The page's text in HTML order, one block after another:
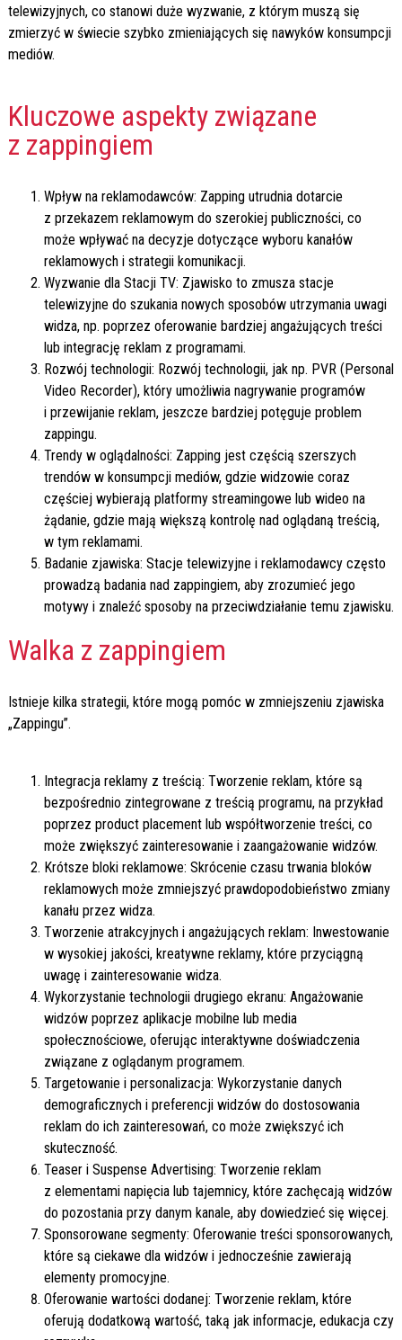
telewizyjnych, co stanowi duże wyzwanie, z którym muszą się
zmierzyć w świecie szybko zmieniających się nawyków konsumpcji
mediów.
Kluczowe aspekty związane
z zappingiem
Wpływ na reklamodawców: Zapping utrudnia dotarcie
z przekazem reklamowym do szerokiej publiczności, co
może wpływać na decyzje dotyczące wyboru kanałów
reklamowych i strategii komunikacji.
Wyzwanie dla Stacji TV: Zjawisko to zmusza stacje
telewizyjne do szukania nowych sposobów utrzymania uwagi
widza, np. poprzez oferowanie bardziej angażujących treści
lub integrację reklam z programami.
Rozwój technologii: Rozwój technologii, jak np. PVR (Personal
Video Recorder), który umożliwia nagrywanie programów
i przewijanie reklam, jeszcze bardziej potęguje problem
zappingu.
Trendy w oglądalności: Zapping jest częścią szerszych
trendów w konsumpcji mediów, gdzie widzowie coraz
częściej wybierają platformy streamingowe lub wideo na
żądanie, gdzie mają większą kontrolę nad oglądaną treścią,
w tym reklamami.
Badanie zjawiska: Stacje telewizyjne i reklamodawcy często
prowadzą badania nad zappingiem, aby zrozumieć jego
motywy i znaleźć sposoby na przeciwdziałanie temu zjawisku.
Walka z zappingiem
Istnieje kilka strategii, które mogą pomóc w zmniejszeniu zjawiska
„Zappingu”.
Integracja reklamy z treścią: Tworzenie reklam, które są
bezpośrednio zintegrowane z treścią programu, na przykład
poprzez product placement lub współtworzenie treści, co
może zwiększyć zainteresowanie i zaangażowanie widzów.
Krótsze bloki reklamowe: Skrócenie czasu trwania bloków
reklamowych może zmniejszyć prawdopodobieństwo zmiany
kanału przez widza.
Tworzenie atrakcyjnych i angażujących reklam: Inwestowanie
w wysokiej jakości, kreatywne reklamy, które przyciągną
uwagę i zainteresowanie widza.
Wykorzystanie technologii drugiego ekranu: Angażowanie
widzów poprzez aplikacje mobilne lub media
społecznościowe, oferując interaktywne doświadczenia
związane z oglądanym programem.
Targetowanie i personalizacja: Wykorzystanie danych
demograficznych i preferencji widzów do dostosowania
reklam do ich zainteresowań, co może zwiększyć ich
skuteczność.
Teaser i Suspense Advertising: Tworzenie reklam
z elementami napięcia lub tajemnicy, które zachęcają widzów
do pozostania przy danym kanale, aby dowiedzieć się więcej.
Sponsorowane segmenty: Oferowanie treści sponsorowanych,
które są ciekawe dla widzów i jednocześnie zawierają
elementy promocyjne.
Oferowanie wartości dodanej: Tworzenie reklam, które
oferują dodatkową wartość, taką jak informacje, edukacja czy